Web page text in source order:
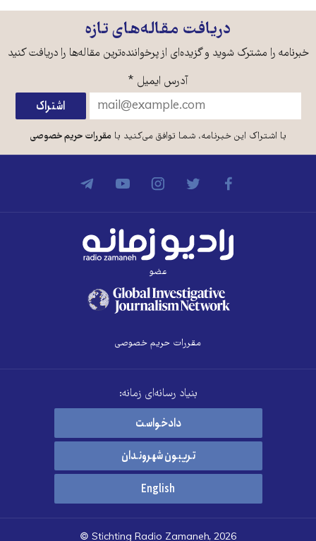
دریافت مقاله‌های تازه
خبرنامه را مشترک شوید و گزیده‌ای از پرخواننده‌ترین مقاله‌ها را دریافت کنید
آدرس ایمیل *
با اشتراک این خبرنامه، شما توافق می‌کنید بامقررات حریم خصوصی
عضو
مقررات حریم خصوصی
بنیاد رسانه‌ای زمانه:
دادخواست
تریبون شهروندان
English
© Stichting Radio Zamaneh, 2026